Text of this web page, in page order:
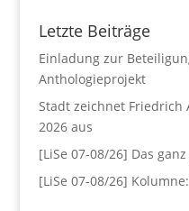
Letzte Beiträge
Einladung zur
Anthologieprojekt
Stadt zeichnet
2026 aus
[LiSe 07-08/26] Das
[LiSe 07-08/26]